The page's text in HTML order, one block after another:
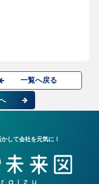
一覧へ戻る
して会社を元気に！